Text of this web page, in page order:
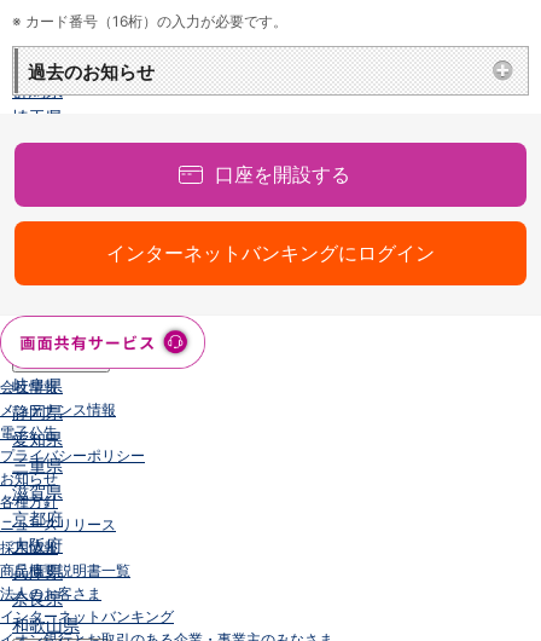
栃木県
群馬県
埼玉県
千葉県
神奈川県
新潟県
石川県
岐阜県
静岡県
愛知県
三重県
滋賀県
京都府
大阪府
兵庫県
奈良県
和歌山県
※ カード番号（16桁）の入力が必要です。
過去のお知らせ
口座を開設する
インターネットバンキングにログイン
会社情報
メンテナンス情報
電子公告
プライバシーポリシー
お知らせ
各種方針
ニュースリリース
採用情報
商品概要説明書一覧
法人のお客さま
インターネットバンキング